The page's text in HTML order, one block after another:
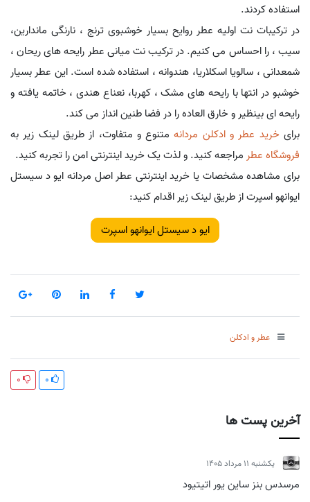
آخرین پست ها
يكشنبه 11 مرداد 1405
مرسدس بنز ساین یور اتیتیود
استفاده کردند.
در ترکیبات نت اولیه عطر روایح بسیار خوشبوی ترنج ، نارنگی ماندارین،
سیب ، را احساس می کنیم. در ترکیب نت میانی عطر رایحه های ریحان ،
شمعدانی ، سالویا اسکلاریا، هندوانه ، استفاده شده است. این عطر بسیار
خوشبو در انتها با رایحه های مشک ، کهربا، نعناع هندی ، خاتمه یافته و
رایحه ای بینظیر و خارق العاده را در فضا طنین انداز می کند.
برایخرید عطر و ادکلن مردانهمتنوع و متفاوت، از طریق لینک زیر به
فروشگاه عطر مراجعه کنید. و لذت یک خرید اینترنتی امن را تجربه کنید.
برای مشاهده مشخصات یا خرید اینترنتی عطر اصل مردانه ایو د سیستل
ایوانهو اسپرت از طریق لینک زیر اقدام کنید:
ایو د سیستل ایوانهو اسپرت
عطر و ادکلن